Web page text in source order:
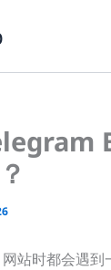
站时都会遇到